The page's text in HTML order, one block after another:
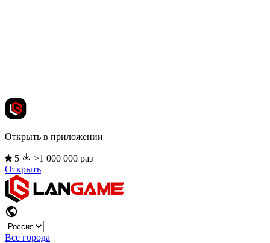
Открыть в приложении
5
>1 000 000 раз
Открыть
Все города